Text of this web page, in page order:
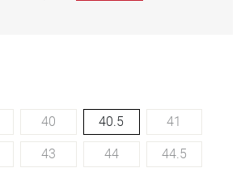
40 40.5 41
43 44 44.5